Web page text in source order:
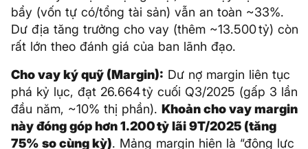
bẩy (vốn tự có/tổng tài sản) vẫn an toàn ~33%.
Dư địa tăng trưởng cho vay (thêm ~13.500 tỷ) còn
rất lớn theo đánh giá của ban lãnh đạo.
Cho vay ký quỹ (Margin): Dư nợ margin liên tục
phá kỷ lục, đạt 26.664 tỷ cuối Q3/2025 (gấp 3 lần
đầu năm, ~10% thị phần). Khoản cho vay margin
này đóng góp hơn 1.200 tỷ lãi 9T/2025 (tăng
75% so cùng kỳ). Mảng margin hiện là “động lực